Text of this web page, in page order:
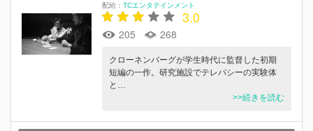
配給： TCエンタテインメント
3.0
205 268
クローネンバーグが学⽣時代に監督した初期
短編の⼀作。研究施設でテレパシーの実験体
と…
>>続きを読む